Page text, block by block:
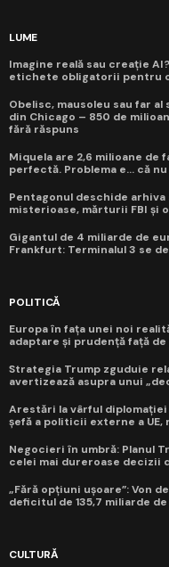
LUME
Imagine reală sau creație
etichete obligatorii pentru
Obelisc, mausoleu sau far
din Chicago – 850 de
fără răspuns
Miquela are 2,6 milioane de
perfectă. Problema e... că
Pentagonul deschide
misterioase, mărturii FBI și
Gigantul de 4 miliarde de
Frankfurt: Terminalul 3 se
POLITICĂ
Europa în fața unei noi
adaptare și prudență față
Strategia Trump zguduie
avertizează asupra unui
Arestări la vârful
șefă a politicii externe a
Negocieri în umbră: Planul
celei mai dureroase decizii
„Fără opțiuni ușoare”: Von
deficitul de 135,7 miliarde
CULTURĂ